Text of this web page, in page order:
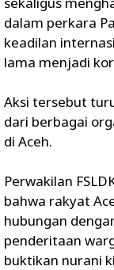
dalam perkara
keadilan
lama menjadi
Aksi tersebut
dari berbagai
di Aceh.
Perwakilan
bahwa rakyat
hubungan
penderitaan
buktikan nurani